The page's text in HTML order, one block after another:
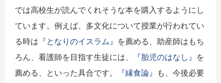
では高校生が読んでくれそうな本を購入するようにし
ています。例えば、多文化について授業が行われてい
る時は 『となりのイスラム』 を薦める、助産師はもち
ろん、看護師を目指す生徒には、
『胎児のはなし』 を
薦める、といった具合です。
『縁食論』 も、今後必要